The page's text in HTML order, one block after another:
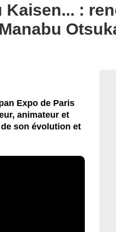
:
Expo de Paris
animateur et
son évolution et